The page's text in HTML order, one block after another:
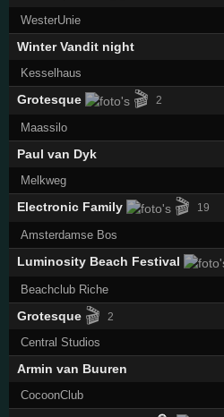
WesterUnie
Winter Vandit night
Kesselhaus
Grotesque 🎬 2
Maassilo
Paul van Dyk
Melkweg
Electronic Family 🎬 19
Amsterdamse Bos
Luminosity Beach Festival
Beachclub Riche
Grotesque 🎬 2
Central Studios
Armin van Buuren
CocoonClub